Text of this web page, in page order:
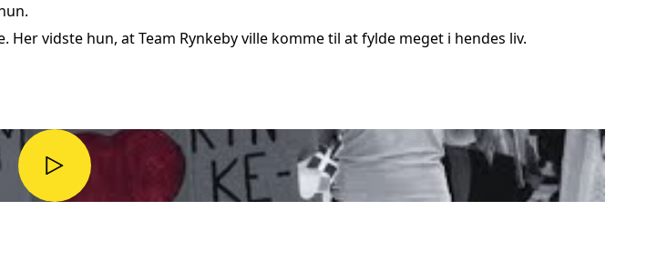
vidste hun, at Team Rynkeby ville komme til at fylde meget i hendes liv.